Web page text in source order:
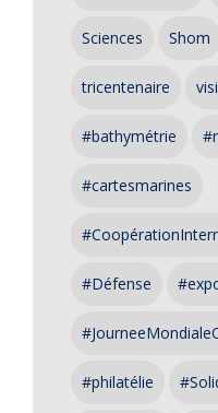
Sciences Shom
tricentenaire
#bathymétrie
#cartesmarines
#Défense
#philatélie